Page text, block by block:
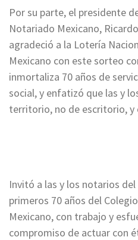
Por su parte, el presidente
Notariado Mexicano,
agradeció a la Lotería
Mexicano con este sorteo
inmortaliza 70 años de
social, y enfatizó que las y
territorio, no de escritorio, y
Invitó a las y los notarios
primeros 70 años del
Mexicano, con trabajo y
compromiso de actuar con